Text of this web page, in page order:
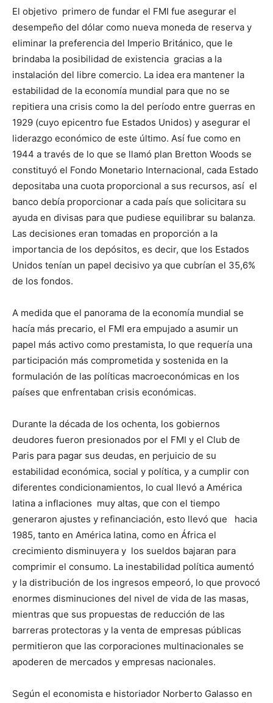
El objetivo primero de fundar el FMI fue asegurar el
desempeño del dólar como nueva moneda de reserva y
eliminar la preferencia del Imperio Británico, que le
brindaba la posibilidad de existencia gracias a la
instalación del libre comercio. La idea era mantener la
estabilidad de la economía mundial para que no se
repitiera una crisis como la del período entre guerras en
1929 (cuyo epicentro fue Estados Unidos) y asegurar el
liderazgo económico de este último. Así fue como en
1944 a través de lo que se llamó plan Bretton Woods se
constituyó el Fondo Monetario Internacional, cada Estado
depositaba una cuota proporcional a sus recursos, así el
banco debía proporcionar a cada país que solicitara su
ayuda en divisas para que pudiese equilibrar su balanza.
Las decisiones eran tomadas en proporción a la
importancia de los depósitos, es decir, que los Estados
Unidos tenían un papel decisivo ya que cubrían el 35,6%
de los fondos.
A medida que el panorama de la economía mundial se
hacía más precario, el FMI era empujado a asumir un
papel más activo como prestamista, lo que requería una
participación más comprometida y sostenida en la
formulación de las políticas macroeconómicas en los
países que enfrentaban crisis económicas.
Durante la década de los ochenta, los gobiernos
deudores fueron presionados por el FMI y el Club de
Paris para pagar sus deudas, en perjuicio de su
estabilidad económica, social y política, y a cumplir con
diferentes condicionamientos, lo cual llevó a América
latina a inflaciones muy altas, que con el tiempo
generaron ajustes y refinanciación, esto llevó que hacia
1985, tanto en América latina, como en África el
crecimiento disminuyera y los sueldos bajaran para
comprimir el consumo. La inestabilidad política aumentó
y la distribución de los ingresos empeoró, lo que provocó
enormes disminuciones del nivel de vida de las masas,
mientras que sus propuestas de reducción de las
barreras protectoras y la venta de empresas públicas
permitieron que las corporaciones multinacionales se
apoderen de mercados y empresas nacionales.
Según el economista e historiador Norberto Galasso en